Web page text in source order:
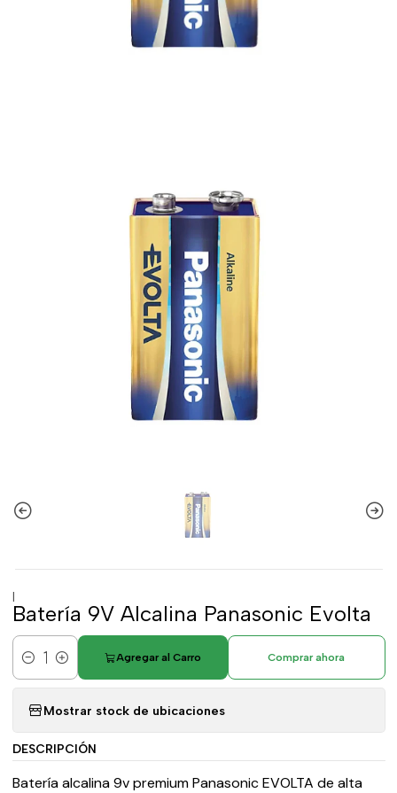
|
Batería 9V Alcalina Panasonic Evolta
Cantidad
Agregar al Carro Comprar ahora
Mostrar stock de ubicaciones
DESCRIPCIÓN
Batería alcalina 9v premium Panasonic EVOLTA de alta